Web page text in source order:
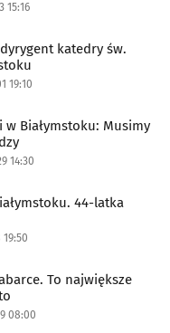
15:16
katedry św.
19:10
w Białymstoku: Musimy
14:30
44-latka
To największe
08:00